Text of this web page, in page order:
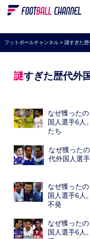
WEリーグ
海外サッカー
プレミアリーグ
ラ・リーガ
UEFA
高校サッカー
フットボールチャンネル> 謎すぎた
謎すぎた歴代
なぜ獲った
国人選手6人
たち
なぜ獲った
代外国人選
なぜ獲った
国人選手6人
不発
なぜ獲った
国人選手6人